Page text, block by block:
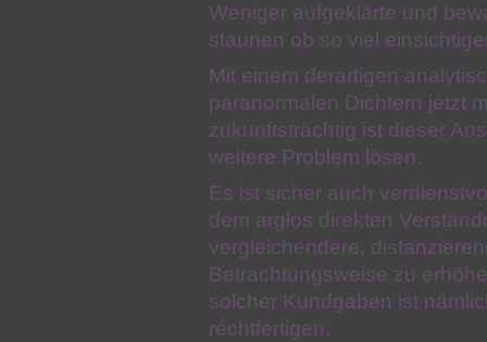
Weniger aufgeklärte und
staunen ob so viel
Mit einem derartigen
paranormalen Dichtern jetzt
zukunftsträchtig ist dieser
weitere Problem lösen.
Es ist sicher auch
dem arglos direkten
vergleichendere,
Betrachtungsweise zu
solcher Kundgaben ist
rechtfertigen.